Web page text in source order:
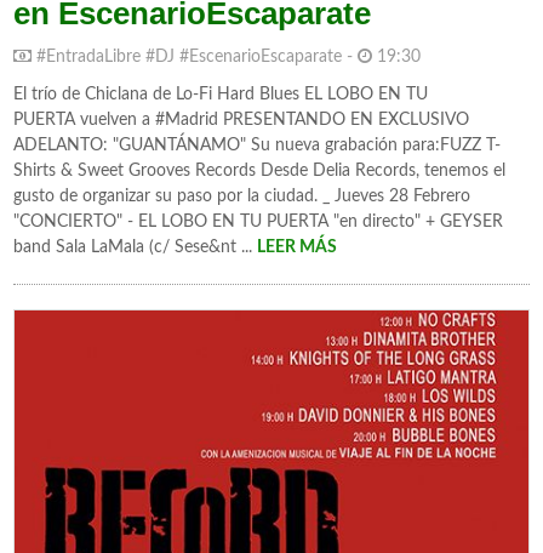
en EscenarioEscaparate
#EntradaLibre #DJ #EscenarioEscaparate - 19:30
El trío de Chiclana de Lo-Fi Hard Blues EL LOBO EN TU
PUERTA vuelven a #Madrid PRESENTANDO EN EXCLUSIVO
ADELANTO: "GUANTÁNAMO" Su nueva grabación para:FUZZ T-
Shirts & Sweet Grooves Records Desde Delia Records, tenemos el
gusto de organizar su paso por la ciudad. _ Jueves 28 Febrero
"CONCIERTO" - EL LOBO EN TU PUERTA "en directo" + GEYSER
band Sala LaMala (c/ Sese&nt ... LEER MÁS